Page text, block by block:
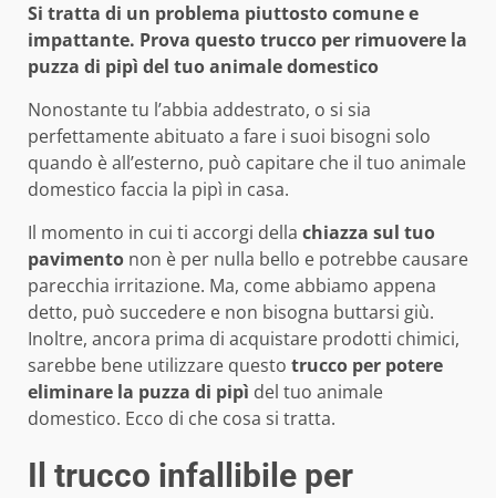
Si tratta di un problema piuttosto comune e
impattante. Prova questo trucco per rimuovere la
puzza di pipì del tuo animale domestico
Nonostante tu l’abbia addestrato, o si sia
perfettamente abituato a fare i suoi bisogni solo
quando è all’esterno, può capitare che il tuo animale
domestico faccia la pipì in casa.
Il momento in cui ti accorgi della chiazza sul tuo
pavimento non è per nulla bello e potrebbe causare
parecchia irritazione. Ma, come abbiamo appena
detto, può succedere e non bisogna buttarsi giù.
Inoltre, ancora prima di acquistare prodotti chimici,
sarebbe bene utilizzare questo trucco per potere
eliminare la puzza di pipì del tuo animale
domestico. Ecco di che cosa si tratta.
Il trucco infallibile per